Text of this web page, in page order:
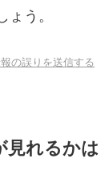
う。
の誤りを送信する
見れるかは